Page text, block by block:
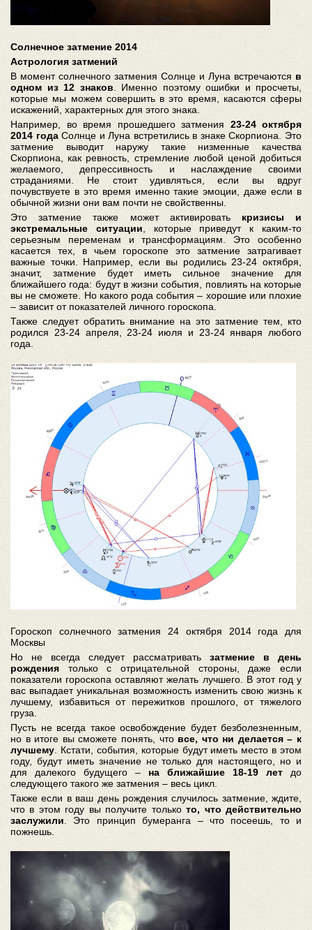
Солнечное затмение 2014
Астрология затмений
В момент солнечного затмения Солнце и Луна встречаются в
одном из 12 знаков. Именно поэтому ошибки и просчеты,
которые мы можем совершить в это время, касаются сферы
искажений, характерных для этого знака.
Например, во время прошедшего затмения 23-24 октября
2014 годаСолнце и Луна встретились в знаке Скорпиона. Это
затмение выводит наружу такие низменные качества
Скорпиона, как ревность, стремление любой ценой добиться
желаемого, депрессивность и наслаждение своими
страданиями. Не стоит удивляться, если вы вдруг
почувствуете в это время именно такие эмоции, даже если в
обычной жизни они вам почти не свойственны.
Это затмение также может активировать кризисы и
экстремальные ситуации, которые приведут к каким-то
серьезным переменам и трансформациям. Это особенно
касается тех, в чьем гороскопе это затмение затрагивает
важные точки. Например, если вы родились 23-24 октября,
значит, затмение будет иметь сильное значение для
ближайшего года: будут в жизни события, повлиять на которые
вы не сможете. Но какого рода события – хорошие или плохие
– зависит от показателей личного гороскопа.
Также следует обратить внимание на это затмение тем, кто
родился 23-24 апреля, 23-24 июля и 23-24 января любого
года.
Гороскоп солнечного затмения 24 октября 2014 года для
Москвы
Но не всегда следует рассматривать затмение в день
рождения только с отрицательной стороны, даже если
показатели гороскопа оставляют желать лучшего. В этот год у
вас выпадает уникальная возможность изменить свою жизнь к
лучшему, избавиться от пережитков прошлого, от тяжелого
груза.
Пусть не всегда такое освобождение будет безболезненным,
но в итоге вы сможете понять, что все, что ни делается – к
лучшему . Кстати, события, которые будут иметь место в этом
году, будут иметь значение не только для настоящего, но и
для далекого будущего – на ближайшие 18-19 лет до
следующего такого же затмения – весь цикл.
Также если в ваш день рождения случилось затмение, ждите,
что в этом году вы получите толькото, что действительно
заслужили . Это принцип бумеранга – что посеешь, то и
пожнешь.